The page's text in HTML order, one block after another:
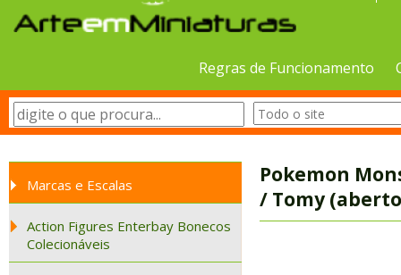
Regras de Funcionamento
Marcas e Escalas
Action Figures Enterbay Bonecos
Colecionáveis
Pokemon
/ Tomy